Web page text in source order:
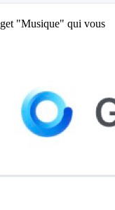
"Musique" qui vous